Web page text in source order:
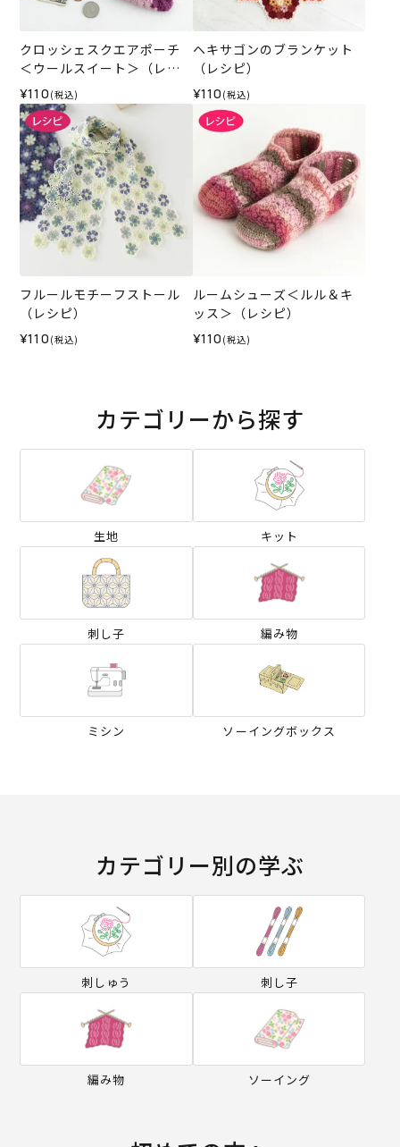
クロッシェスクエアポーチ
＜ウールスイート＞（レシ
ピ）
¥110 (税込)
ヘキサゴンのブランケット
（レシピ）
¥110 (税込)
フルールモチーフストール
（レシピ）
¥110 (税込)
ルームシューズ＜ルル＆キ
ッス＞（レシピ）
¥110 (税込)
カテゴリーから探す
生地 キット
刺し子 編み物
ミシン ソーイングボックス
カテゴリー別の学ぶ
刺しゅう 刺し子
編み物 ソーイング